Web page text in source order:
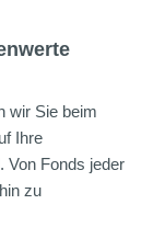
wir Sie beim
Ihre
Von Fonds jeder
zu